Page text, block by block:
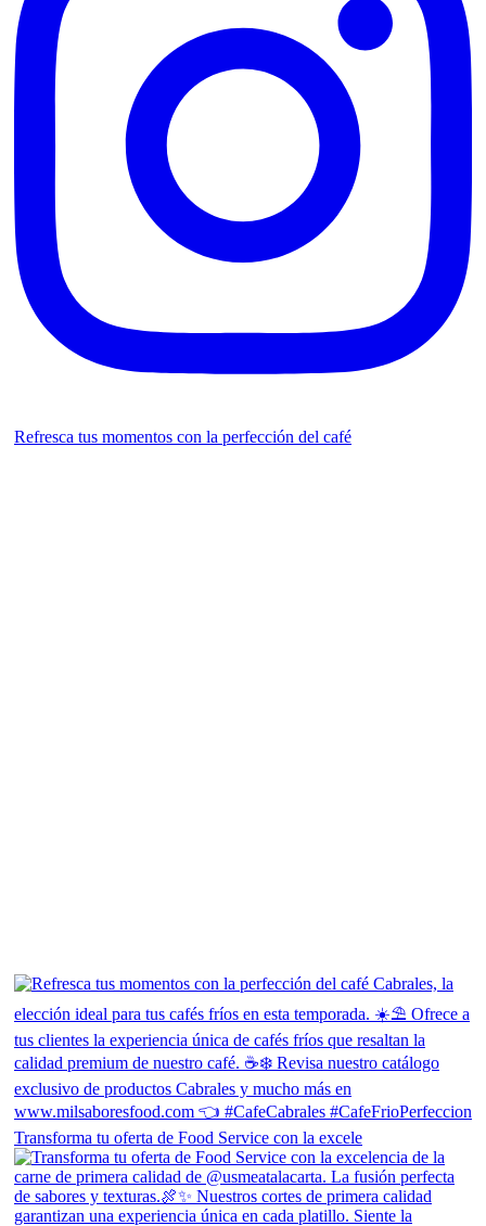
Refresca tus momentos con la perfección del café
Transforma tu oferta de Food Service con la excele